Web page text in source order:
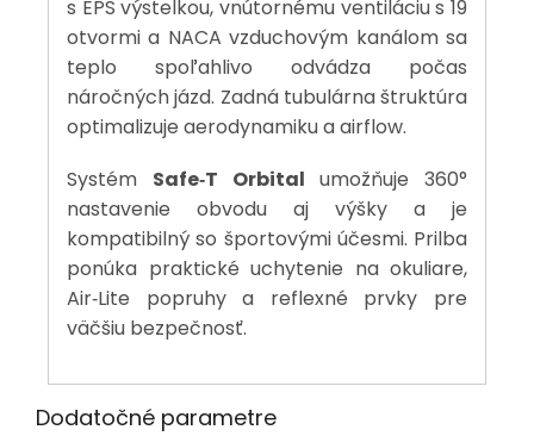
s EPS výstelkou, vnútornému ventiláciu s 19
otvormi a NACA vzduchovým kanálom sa
teplo spoľahlivo odvádza počas
náročných jázd. Zadná tubulárna štruktúra
optimalizuje aerodynamiku a airflow.
Systém Safe‑T Orbital umožňuje 360°
nastavenie obvodu aj výšky a je
kompatibilný so športovými účesmi. Prilba
ponúka praktické uchytenie na okuliare,
Air‑Lite popruhy a reflexné prvky pre
väčšiu bezpečnosť.
Dodatočné parametre